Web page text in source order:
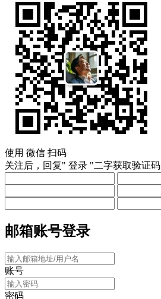
使用 微信 扫码
关注后，回复" 登录 "二字获取验证码
邮箱账号登录
账号
密码